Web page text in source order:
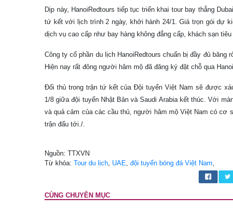
Dịp này, HanoiRedtours tiếp tục triển khai tour bay thẳng
tứ kết với lịch trình 2 ngày, khởi hành 24/1. Giá trọn gói dự
dịch vụ cao cấp như bay hàng không đẳng cấp, khách sạn
Công ty cổ phần du lịch HanoiRedtours chuẩn bị đầy đủ
Hiện nay rất đông người hâm mộ đã đăng ký đặt chỗ qua
Đối thủ trong trận tứ kết của Đội tuyển Việt Nam sẽ được
1/8 giữa đội tuyển Nhật Bản và Saudi Arabia kết thúc. Với
và quả cảm của các cầu thủ, người hâm mộ Việt Nam có cơ
trận đấu tới./.
Nguồn: TTXVN
Từ khóa: Tour du lịch, UAE, đội tuyển bóng đá Việt Nam,
CÙNG CHUYÊN MỤC